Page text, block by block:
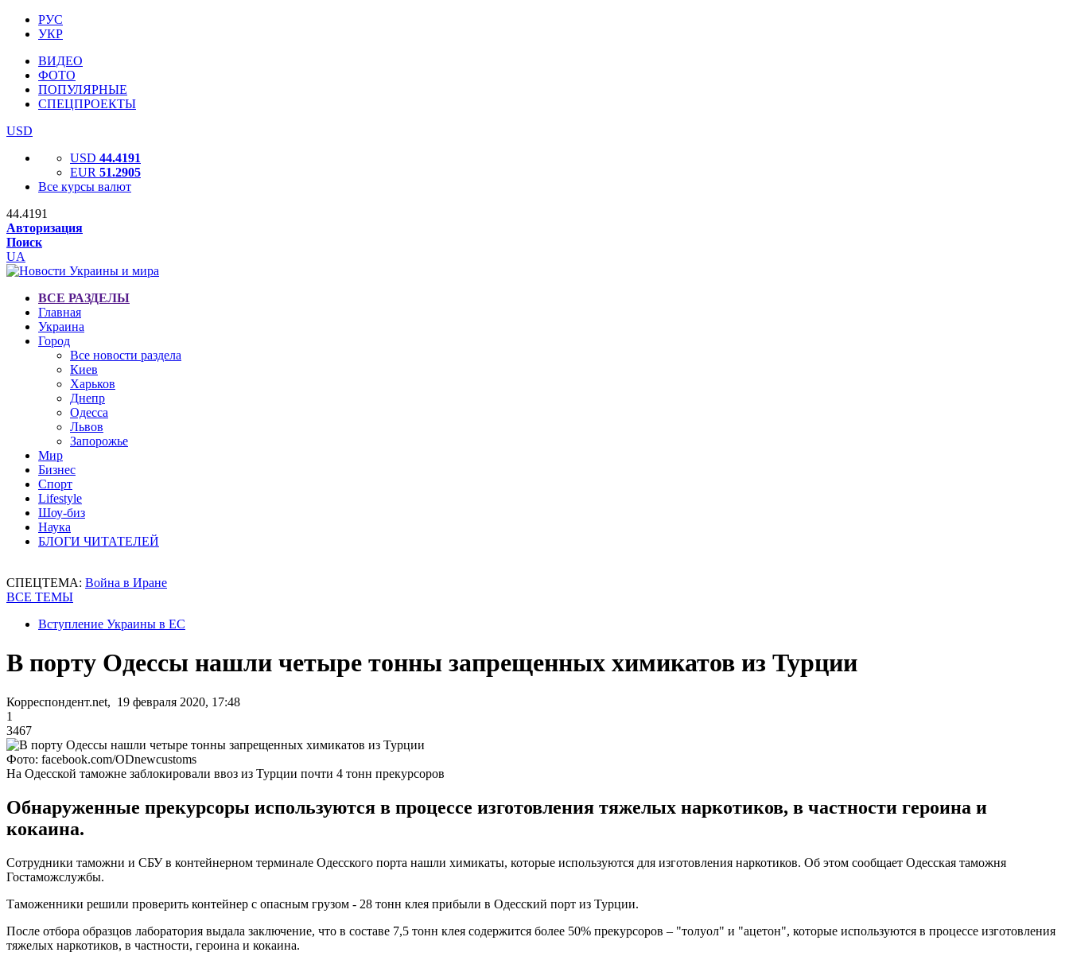
РУС
УКР
ВИДЕО
ФОТО
ПОПУЛЯРНЫЕ
СПЕЦПРОЕКТЫ
USD
USD 44.4191
EUR 51.2905
Все курсы валют
44.4191
Авторизация
Поиск
UA
ВСЕ РАЗДЕЛЫ
Главная
Украина
Город
Все новости раздела
Киев
Харьков
Днепр
Одесса
Львов
Запорожье
Мир
Бизнес
Спорт
Lifestyle
Шоу-биз
Наука
БЛОГИ ЧИТАТЕЛЕЙ
СПЕЦТЕМА: Война в Иране
ВСЕ ТЕМЫ
Вступление Украины в ЕС
В порту Одессы нашли четыре тонны запрещенных химикатов из Турции
Корреспондент.net, 19 февраля 2020, 17:48
1
3467
Фото: facebook.com/ODnewcustoms
На Одесской таможне заблокировали ввоз из Турции почти 4 тонн прекурсоров
Обнаруженные прекурсоры используются в процессе изготовления тяжелых наркотиков, в частности героина и
кокаина.
Сотрудники таможни и СБУ в контейнерном терминале Одесского порта нашли химикаты, которые используются для изготовления наркотиков. Об этом сообщает Одесская таможня
Гостаможслужбы.
Таможенники решили проверить контейнер с опасным грузом - 28 тонн клея прибыли в Одесский порт из Турции.
После отбора образцов лаборатория выдала заключение, что в составе 7,5 тонн клея содержится более 50% прекурсоров – "толуол" и "ацетон", которые используются в процессе изготовления
тяжелых наркотиков, в частности, героина и кокаина.